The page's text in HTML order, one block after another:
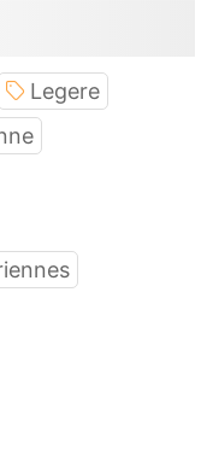
Legere